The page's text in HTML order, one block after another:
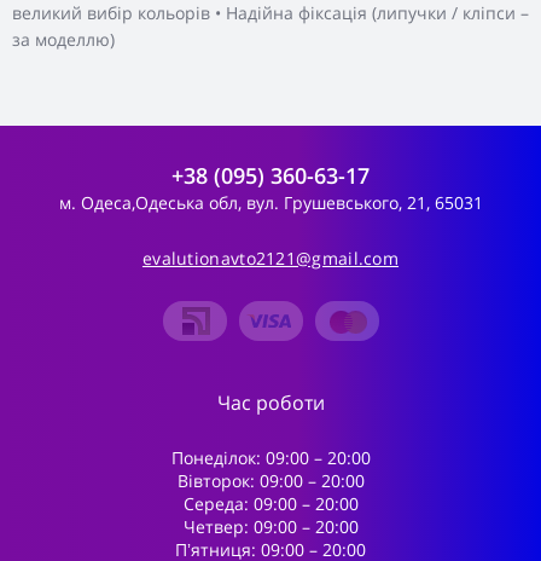
великий вибір кольорів • Надійна фіксація (липучки / кліпси –
за моделлю)
+38 (095) 360-63-17
м. Одеса,Одеська обл, вул. Грушевського, 21, 65031
evalutionavto2121@gmail.com
Час роботи
Понеділок: 09:00 – 20:00
Вівторок: 09:00 – 20:00
Середа: 09:00 – 20:00
Четвер: 09:00 – 20:00
Пʼятниця: 09:00 – 20:00